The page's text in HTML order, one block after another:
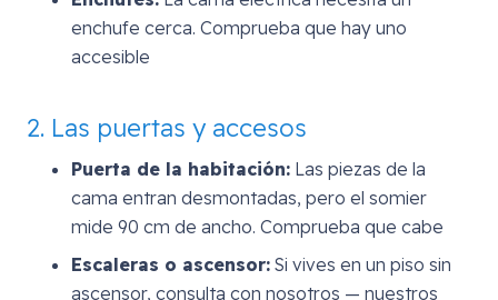
enchufe cerca. Comprueba que hay uno
accesible
2. Las puertas y accesos
Puerta de la habitación: Las piezas de la
cama entran desmontadas, pero el somier
mide 90 cm de ancho. Comprueba que cabe
Escaleras o ascensor: Si vives en un piso sin
ascensor, consulta con nosotros — nuestros